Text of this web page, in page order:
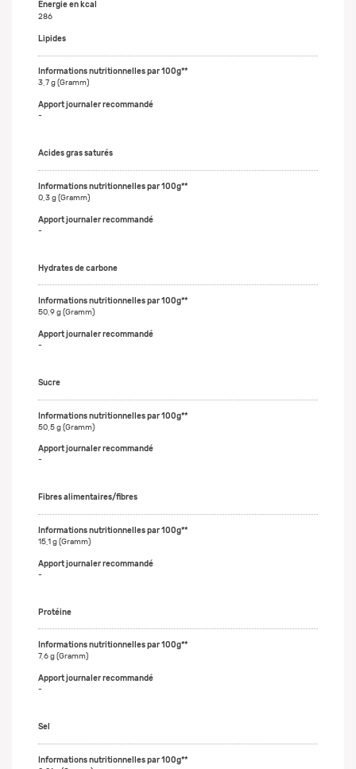
Energie en kcal
286
Lipides
3,7 g (Gramm)
-
Acides gras saturés
0,3 g (Gramm)
-
Hydrates de carbone
50,9 g (Gramm)
-
Sucre
50,5 g (Gramm)
-
Fibres alimentaires/fibres
15,1 g (Gramm)
-
Protéine
7,6 g (Gramm)
-
Sel